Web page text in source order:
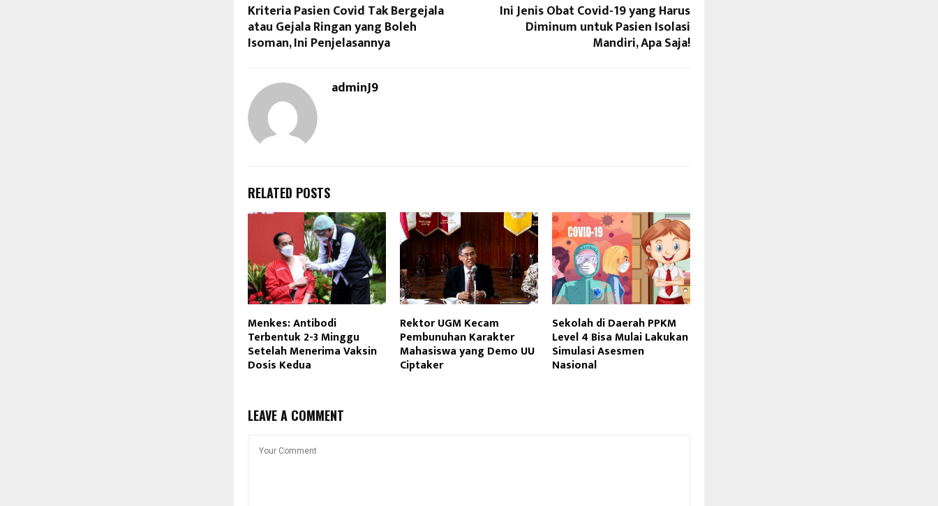
Kriteria Pasien Covid Tak Bergejala
atau Gejala Ringan yang Boleh
Isoman, Ini Penjelasannya
Ini Jenis Obat Covid-19 yang Harus
Diminum untuk Pasien Isolasi
Mandiri, Apa Saja!
adminJ9
RELATED POSTS
Menkes: Antibodi
Terbentuk 2-3 Minggu
Setelah Menerima Vaksin
Dosis Kedua
Rektor UGM Kecam
Pembunuhan Karakter
Mahasiswa yang Demo UU
Ciptaker
Sekolah di Daerah PPKM
Level 4 Bisa Mulai Lakukan
Simulasi Asesmen
Nasional
LEAVE A COMMENT